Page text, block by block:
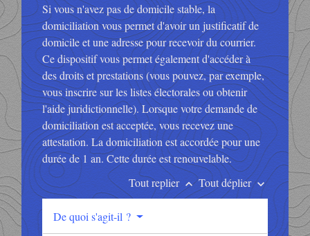
Si vous n'avez pas de domicile stable, la
domiciliation vous permet d'avoir un justificatif de
domicile et une adresse pour recevoir du courrier.
Ce dispositif vous permet également d'accéder à
des droits et prestations (vous pouvez, par exemple,
vous inscrire sur les listes électorales ou obtenir
l'aide juridictionnelle). Lorsque votre demande de
domiciliation est acceptée, vous recevez une
attestation. La domiciliation est accordée pour une
durée de 1 an. Cette durée est renouvelable.
Tout replier keyboard_arrow_up Tout déplierkeyboard_arrow_down
De quoi s'agit-il ?